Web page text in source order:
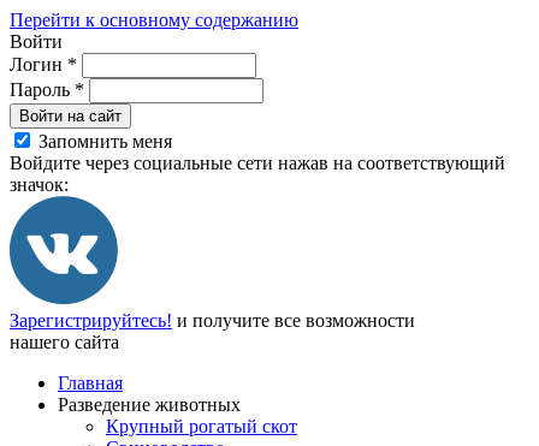
Перейти к основному содержанию
Войти
Логин *
Пароль *
Войти на сайт
Запомнить меня
Войдите через социальные сети нажав на соответствующий
значок:
Зарегистрируйтесь! и получите все возможности
нашего сайта
Главная
Разведение животных
Крупный рогатый скот